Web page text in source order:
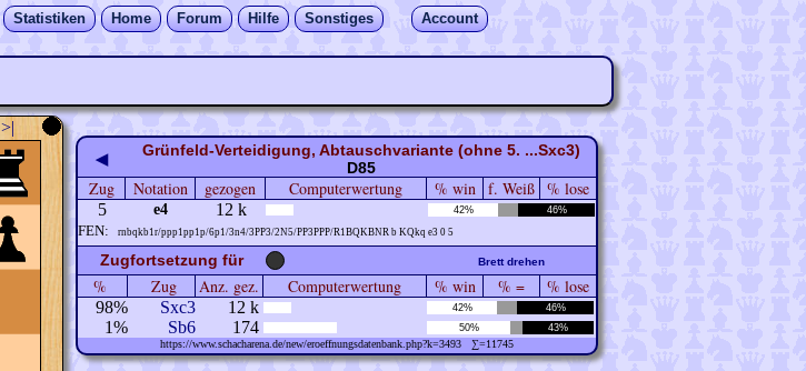
Statistiken Home Forum Hilfe Sonstiges Account
>|
◀
Grünfeld-Verteidigung, Abtauschvariante (ohne 5. ...Sxc3)
D85
Zug Notation gezogen Computerwertung % win f. Weiß % lose
5 e4 12 k 42% 46%
FEN: rnbqkb1r/ppp1pp1p/6p1/3n4/3PP3/2N5/PP3PPP/R1BQKBNR b KQkq e3 0 5
Zugfortsetzung für Brett drehen
% Zug Anz. gez. Computerwertung % win % = % lose
98% Sxc3 12 k 42% 46%
1% Sb6 174 50% 43%
https://www.schacharena.de/new/eroeffnungsdatenbank.php?k=3493 ∑=11745